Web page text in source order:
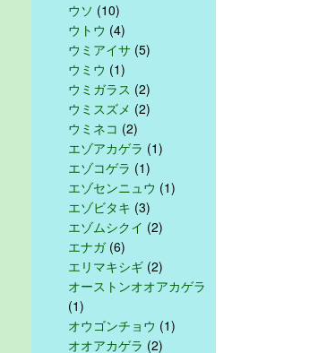
ウソ (10)
ウトウ (4)
ウミアイサ (5)
ウミウ (1)
ウミガラス (2)
ウミスズメ (2)
ウミネコ (2)
エゾアカゲラ (1)
エゾコゲラ (1)
エゾセンニュウ (1)
エゾビタキ (3)
エゾムシクイ (2)
エナガ(6)
エリマキシギ (2)
オーストンオオアカゲラ
(1)
オウゴンチョウ (1)
オオアカゲラ (2)